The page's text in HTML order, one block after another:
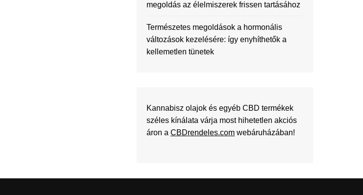
megoldás az élelmiszerek frissen tartásához
Természetes megoldások a hormonális
változások kezelésére: így enyhíthetők a
kellemetlen tünetek
Kannabisz olajok és egyéb CBD termékek
széles kínálata várja most hihetetlen akciós
áron a CBDrendeles.com webáruházában!